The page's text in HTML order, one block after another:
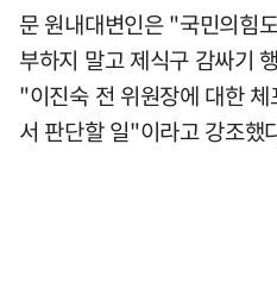
문 원내대변인은 "국민의힘
부하지 말고 제식구 감싸기
"이진숙 전 위원장에 대한
서 판단할 일"이라고 강조했